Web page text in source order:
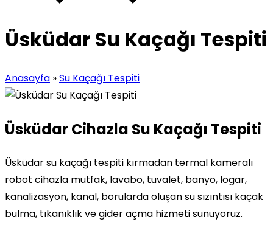
Üsküdar Su Kaçağı Tespiti
Anasayfa »Su Kaçağı Tespiti
Üsküdar Cihazla Su Kaçağı Tespiti
Üsküdar su kaçağı tespiti kırmadan termal kameralı
robot cihazla mutfak, lavabo, tuvalet, banyo, logar,
kanalizasyon, kanal, borularda oluşan su sızıntısı kaçak
bulma, tıkanıklık ve gider açma hizmeti sunuyoruz.